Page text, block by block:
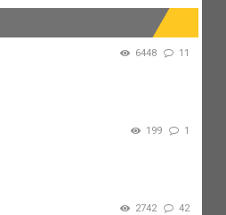
6448 11
199 1
2742 42